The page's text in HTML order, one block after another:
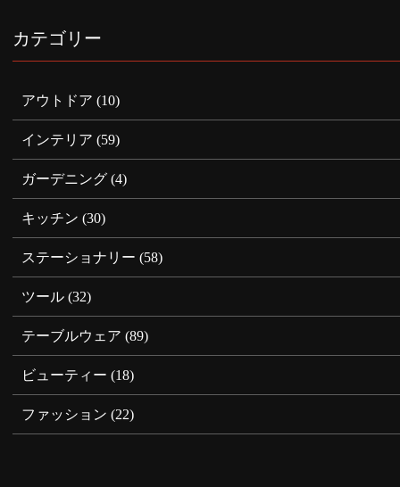
カテゴリー
アウトドア (10)
インテリア (59)
ガーデニング (4)
キッチン (30)
ステーショナリー (58)
ツール (32)
テーブルウェア (89)
ビューティー (18)
ファッション (22)